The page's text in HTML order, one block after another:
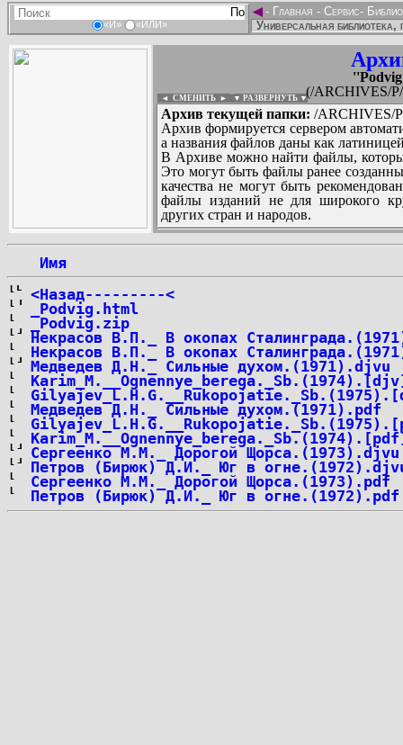
«И» «ИЛИ»
◄- Главная - Сервис-
Универсальная библиотека,
(/ARCHIVES/
◄ СМЕНИТЬ ► ▼ РАЗВЕРНУТЬ ▼
Архив текущей папки: /ARCHIVES/
Архив формируется сервером
а названия файлов даны как
В Архиве можно найти файлы,
Это могут быть файлы ранее
качества не могут быть
файлы изданий не для широкого
других стран и народов.
Имя
<Назад---------<
_Podvig.html
_Podvig.zip
Некрасов В.П._ В окопах
Некрасов В.П._ В окопах
Медведев Д.Н._ Сильные духом.(1971).djvu
Медведев Д.Н._ Сильные духом.(1971).pdf
Сергеенко М.М._ Дорогой Щорса.(1973).djvu
Петров (Бирюк) Д.И._ Юг в
Сергеенко М.М._ Дорогой Щорса.(1973).pdf
Петров (Бирюк) Д.И._ Юг в огне.(1972).pdf